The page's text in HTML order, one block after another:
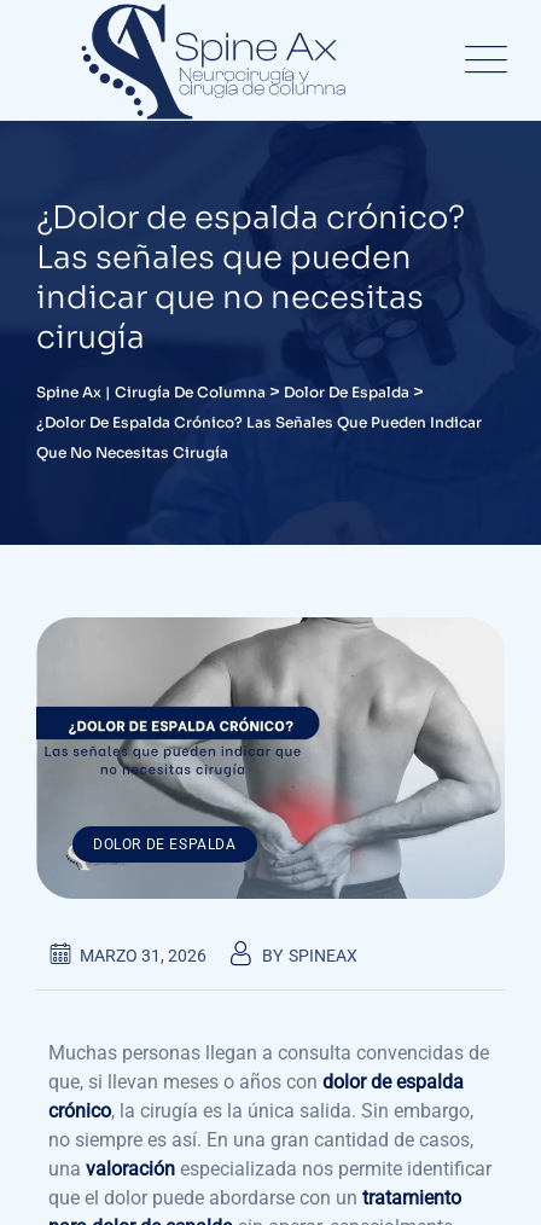
¿Dolor de espalda crónico?
Las señales que pueden
indicar que no necesitas
cirugía
Spine Ax | Cirugía De Columna > Dolor De Espalda >
¿Dolor De Espalda Crónico? Las Señales Que Pueden Indicar
Que No Necesitas Cirugía
DOLOR DE ESPALDA
MARZO 31, 2026 BY SPINEAX
Muchas personas llegan a consulta convencidas de
que, si llevan meses o años con dolor de espalda
crónico, la cirugía es la única salida. Sin embargo,
no siempre es así. En una gran cantidad de casos,
una valoración especializada nos permite identificar
que el dolor puede abordarse con un tratamiento